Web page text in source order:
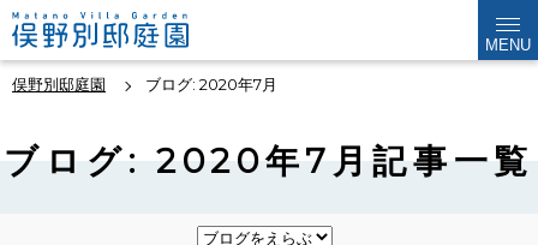
MENU
俣野別邸庭園 ブログ: 2020年7月
ブログ: 2020年7月記事一覧